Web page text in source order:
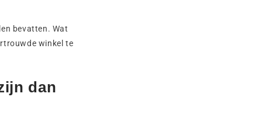
bevatten. Wat
winkel te
dan